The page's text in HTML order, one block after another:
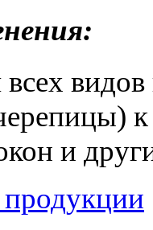
всех
и
продукции